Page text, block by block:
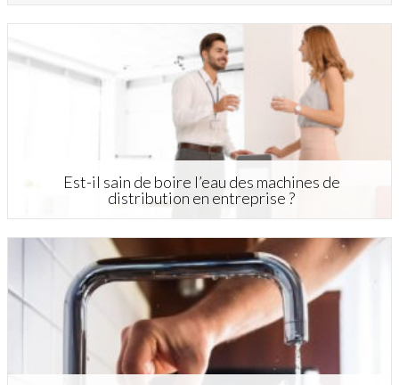
Est-il sain de boire l’eau des machines de
distribution en entreprise ?